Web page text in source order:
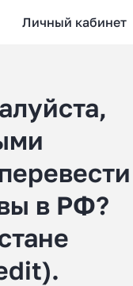
Личный кабинет
в РФ?